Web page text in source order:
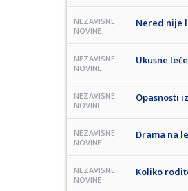
NEZAVISNE
NOVINE
Nered nije
NEZAVISNE
NOVINE
Ukusne
NEZAVISNE
NOVINE
Opasnosti
NEZAVISNE
NOVINE
Drama na
NEZAVISNE
NOVINE
Koliko